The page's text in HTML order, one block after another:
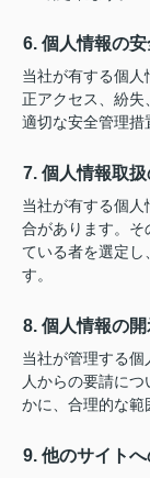
6. 個人情報の
当社が有する個
正アクセス、紛失
適切な安全管理措
7. 個人情報取
当社が有する個
合があります。そ
ている者を選定し
す。
8. 個人情報の
当社が管理する
人からの要請に
かに、合理的な範
9. 他のサイトへ